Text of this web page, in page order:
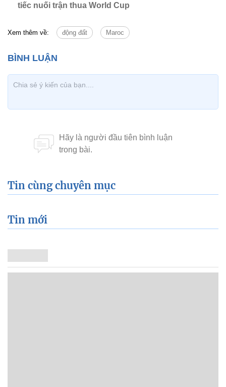
tiếc nuối trận thua World Cup
Xem thêm về: động đất Maroc
Tin cùng chuyên mục
Tin mới